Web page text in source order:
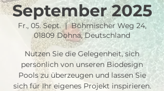
September 2025
Fr., 05. Sept.
  |
Böhmischer Weg 24,
01809 Dohna, Deutschland
Nutzen Sie die Gelegenheit, sich
persönlich von unseren Biodesign
Pools zu überzeugen und lassen Sie
sich für Ihr eigenes Projekt inspirieren.